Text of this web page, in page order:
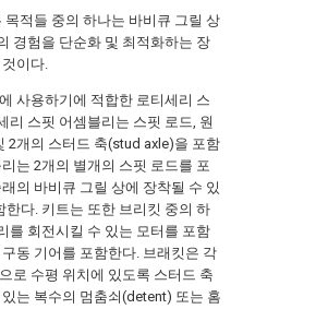
목적들 중의 하나는 바비큐 그릴 상
경험을 단순화 및 최적화하는 장
이다.
사용하기에 적합한 로티세리 스
리 스핏 어셈블리는 스핏 로드, 원
2개의 스터드 축(stud axle)을 포함
는 2개의 별개의 스핏 로드를 포
의 바비큐 그릴 상에 장착될 수 있
한다. 키트는 또한 브리킷 중의 하
를 회전시킬 수 있는 모터를 포함
동 기어를 포함한다. 브래킷은 각
로 수평 위치에 있도록 스터드 축
는 복수의 멈춤쇠(detent) 또는 홈